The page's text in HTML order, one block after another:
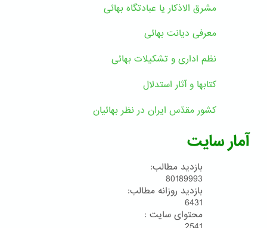
مشرق الاذکار یا عبادتگاه بهائی
معرفی دیانت بهائی
نظم اداری و تشکیلات بهائی
کتابها و آثار استدلال
کشور مقدّس ایران در نظر بهائیان
آمار سایت
بازدید مطالب:
80189993
بازدید روزانه مطالب:
6431
محتوای سایت :